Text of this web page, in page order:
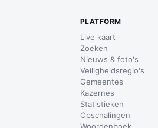
PLATFORM
Live kaart
Zoeken
Nieuws & foto's
Veiligheidsregio's
Gemeentes
Kazernes
Statistieken
Opschalingen